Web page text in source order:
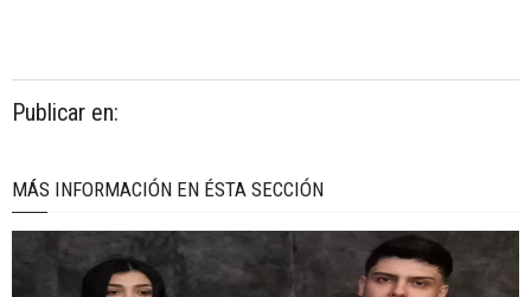
Publicar en:
MÁS INFORMACIÓN EN ÉSTA SECCIÓN